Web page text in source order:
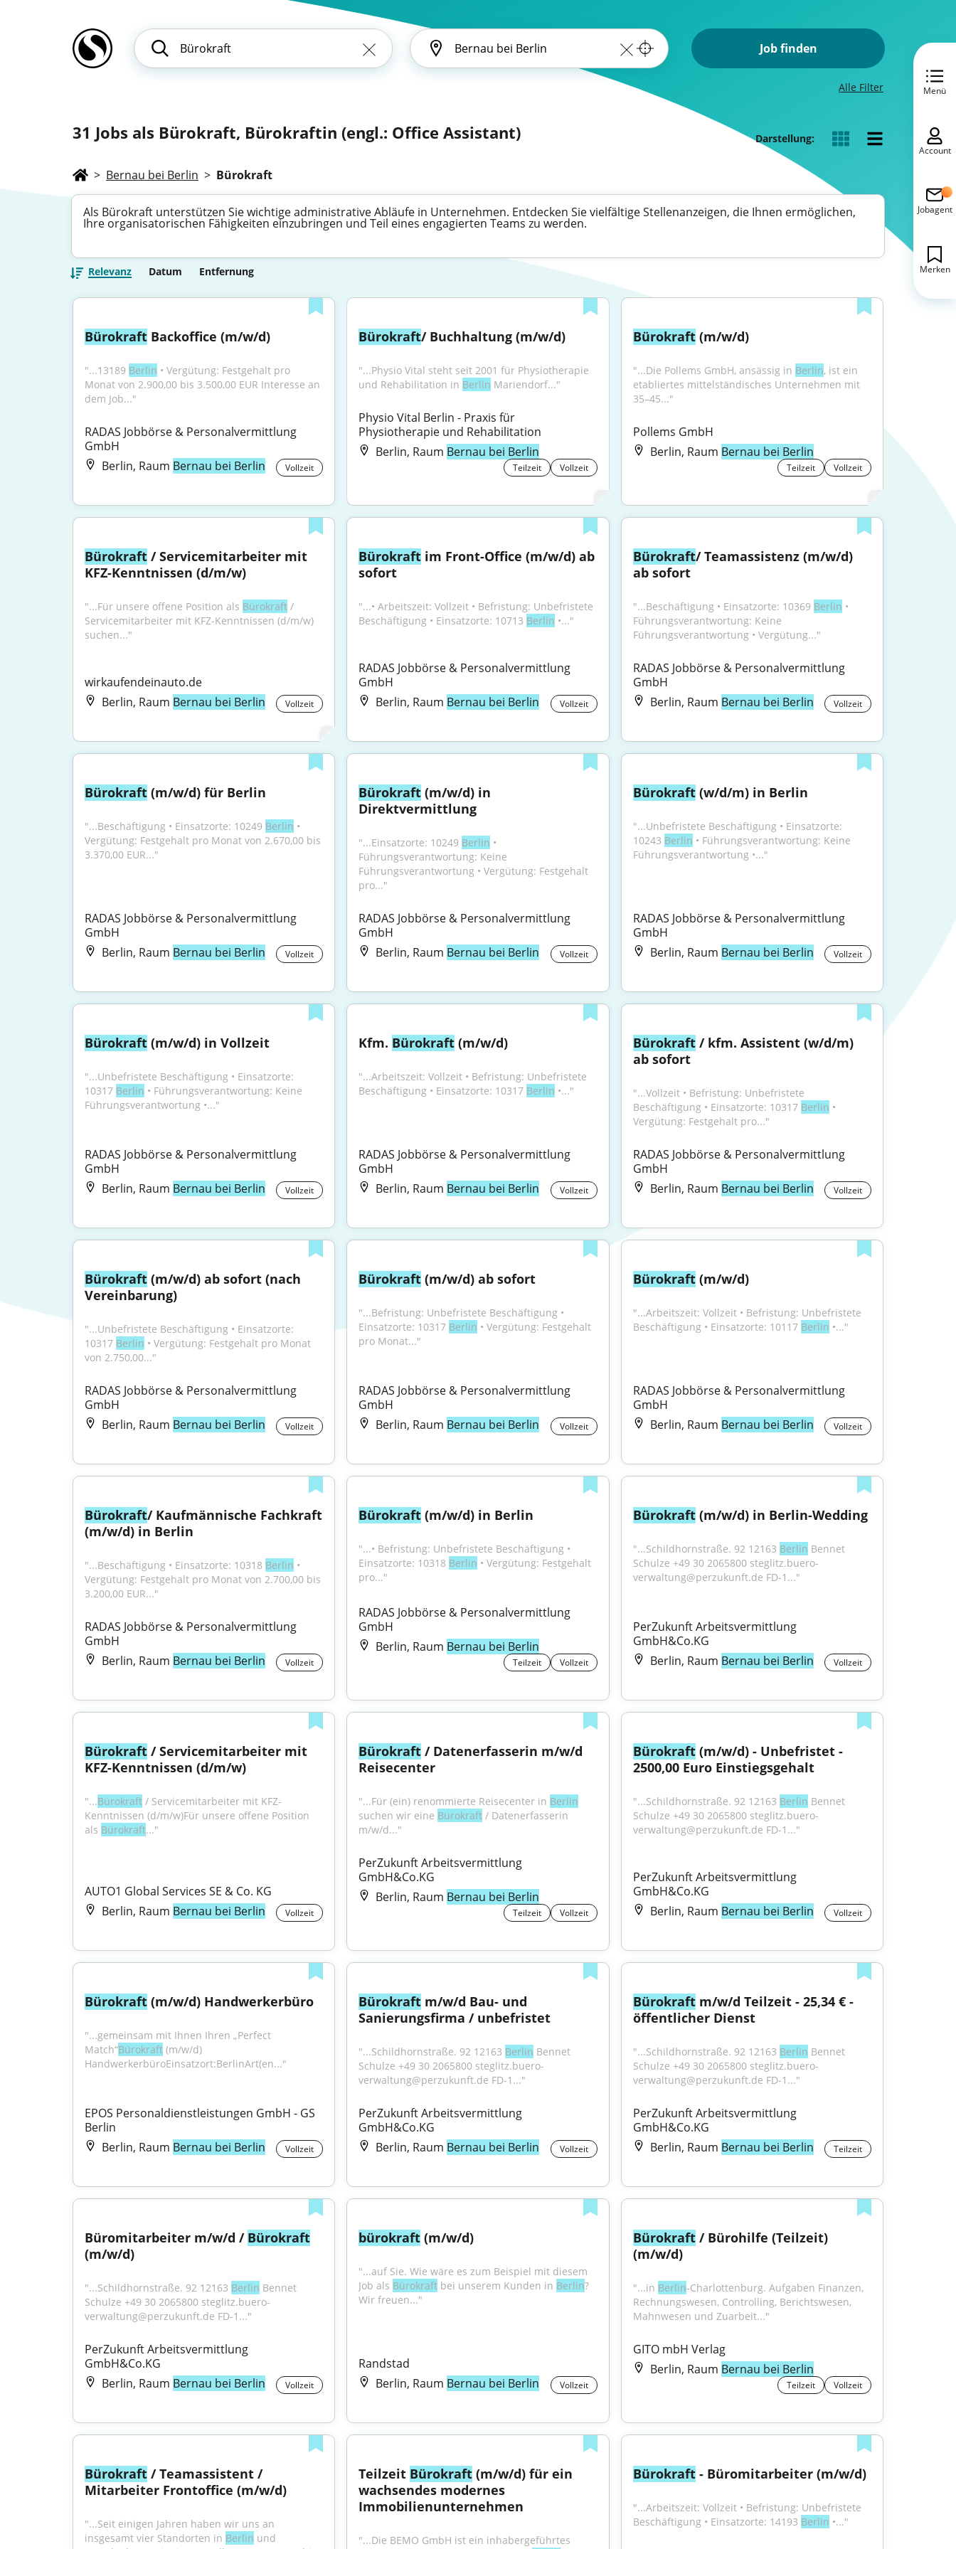
Job finden
Alle Filter
31 Jobs als Bürokraft, Bürokraftin (engl.: Office Assistant) Darstellung:
> Bernau bei Berlin > Bürokraft
Als Bürokraft unterstützen Sie wichtige administrative Abläufe in Unternehmen. Entdecken Sie vielfältige Stellenanzeigen, die Ihnen ermöglichen,
Ihre organisatorischen Fähigkeiten einzubringen und Teil eines engagierten Teams zu werden.
Relevanz Datum Entfernung
Bürokraft Backoffice (m/w/d)
"...13189 Berlin • Vergütung: Festgehalt pro
Monat von 2.900,00 bis 3.500,00 EUR Interesse an
dem Job..."
RADAS Jobbörse & Personalvermittlung
GmbH
Berlin, Raum Bernau bei Berlin Vollzeit
Bürokraft/ Buchhaltung (m/w/d)
"...Physio Vital steht seit 2001 für Physiotherapie
und Rehabilitation in Berlin Mariendorf..."
Physio Vital Berlin - Praxis für
Physiotherapie und Rehabilitation
Berlin, Raum Bernau bei Berlin
Teilzeit Vollzeit
Bürokraft (m/w/d)
"...Die Pollems GmbH, ansässig in Berlin, ist ein
etabliertes mittelständisches Unternehmen mit
35–45..."
Pollems GmbH
Berlin, Raum Bernau bei Berlin
Teilzeit Vollzeit
Bürokraft / Servicemitarbeiter mit
KFZ-Kenntnissen (d/m/w)
"...Für unsere offene Position als Bürokraft /
Servicemitarbeiter mit KFZ-Kenntnissen (d/m/w)
suchen..."
wirkaufendeinauto.de
Berlin, Raum Bernau bei Berlin Vollzeit
Bürokraft im Front-Office (m/w/d) ab
sofort
"...• Arbeitszeit: Vollzeit • Befristung: Unbefristete
Beschäftigung • Einsatzorte: 10713 Berlin •..."
RADAS Jobbörse & Personalvermittlung
GmbH
Berlin, Raum Bernau bei Berlin Vollzeit
Bürokraft/ Teamassistenz (m/w/d)
ab sofort
"...Beschäftigung • Einsatzorte: 10369 Berlin •
Führungsverantwortung: Keine
Führungsverantwortung • Vergütung..."
RADAS Jobbörse & Personalvermittlung
GmbH
Berlin, Raum Bernau bei Berlin Vollzeit
Bürokraft (m/w/d) für Berlin
"...Beschäftigung • Einsatzorte: 10249 Berlin •
Vergütung: Festgehalt pro Monat von 2.670,00 bis
3.370,00 EUR..."
RADAS Jobbörse & Personalvermittlung
GmbH
Berlin, Raum Bernau bei Berlin Vollzeit
Bürokraft (m/w/d) in
Direktvermittlung
"...Einsatzorte: 10249 Berlin •
Führungsverantwortung: Keine
Führungsverantwortung • Vergütung: Festgehalt
pro..."
RADAS Jobbörse & Personalvermittlung
GmbH
Berlin, Raum Bernau bei Berlin Vollzeit
Bürokraft (w/d/m) in Berlin
"...Unbefristete Beschäftigung • Einsatzorte:
10243 Berlin • Führungsverantwortung: Keine
Führungsverantwortung •..."
RADAS Jobbörse & Personalvermittlung
GmbH
Berlin, Raum Bernau bei Berlin Vollzeit
Bürokraft (m/w/d) in Vollzeit
"...Unbefristete Beschäftigung • Einsatzorte:
10317 Berlin • Führungsverantwortung: Keine
Führungsverantwortung •..."
RADAS Jobbörse & Personalvermittlung
GmbH
Berlin, Raum Bernau bei Berlin Vollzeit
Kfm. Bürokraft (m/w/d)
"...Arbeitszeit: Vollzeit • Befristung: Unbefristete
Beschäftigung • Einsatzorte: 10317 Berlin •..."
RADAS Jobbörse & Personalvermittlung
GmbH
Berlin, Raum Bernau bei Berlin Vollzeit
Bürokraft / kfm. Assistent (w/d/m)
ab sofort
"...Vollzeit • Befristung: Unbefristete
Beschäftigung • Einsatzorte: 10317 Berlin •
Vergütung: Festgehalt pro..."
RADAS Jobbörse & Personalvermittlung
GmbH
Berlin, Raum Bernau bei Berlin Vollzeit
Bürokraft (m/w/d) ab sofort (nach
Vereinbarung)
"...Unbefristete Beschäftigung • Einsatzorte:
10317 Berlin • Vergütung: Festgehalt pro Monat
von 2.750,00..."
RADAS Jobbörse & Personalvermittlung
GmbH
Berlin, Raum Bernau bei Berlin Vollzeit
Bürokraft (m/w/d) ab sofort
"...Befristung: Unbefristete Beschäftigung •
Einsatzorte: 10317 Berlin • Vergütung: Festgehalt
pro Monat..."
RADAS Jobbörse & Personalvermittlung
GmbH
Berlin, Raum Bernau bei Berlin Vollzeit
Bürokraft (m/w/d)
"...Arbeitszeit: Vollzeit • Befristung: Unbefristete
Beschäftigung • Einsatzorte: 10117 Berlin •..."
RADAS Jobbörse & Personalvermittlung
GmbH
Berlin, Raum Bernau bei Berlin Vollzeit
Bürokraft/ Kaufmännische Fachkraft
(m/w/d) in Berlin
"...Beschäftigung • Einsatzorte: 10318 Berlin •
Vergütung: Festgehalt pro Monat von 2.700,00 bis
3.200,00 EUR..."
RADAS Jobbörse & Personalvermittlung
GmbH
Berlin, Raum Bernau bei Berlin Vollzeit
Bürokraft (m/w/d) in Berlin
"...• Befristung: Unbefristete Beschäftigung •
Einsatzorte: 10318 Berlin • Vergütung: Festgehalt
pro..."
RADAS Jobbörse & Personalvermittlung
GmbH
Berlin, Raum Bernau bei Berlin
Teilzeit Vollzeit
Bürokraft (m/w/d) in Berlin-Wedding
"...Schildhornstraße. 92 12163 Berlin Bennet
Schulze +49 30 2065800 steglitz.buero-
verwaltung@perzukunft.de FD-1..."
PerZukunft Arbeitsvermittlung
GmbH&Co.KG
Berlin, Raum Bernau bei Berlin Vollzeit
Bürokraft / Servicemitarbeiter mit
KFZ-Kenntnissen (d/m/w)
"...Bürokraft / Servicemitarbeiter mit KFZ-
Kenntnissen (d/m/w)Für unsere offene Position
als Bürokraft..."
AUTO1 Global Services SE & Co. KG
Berlin, Raum Bernau bei Berlin Vollzeit
Bürokraft / Datenerfasserin m/w/d
Reisecenter
"...Für (ein) renommierte Reisecenter in Berlin
suchen wir eine Bürokraft / Datenerfasserin
m/w/d..."
PerZukunft Arbeitsvermittlung
GmbH&Co.KG
Berlin, Raum Bernau bei Berlin
Teilzeit Vollzeit
Bürokraft (m/w/d) - Unbefristet -
2500,00 Euro Einstiegsgehalt
"...Schildhornstraße. 92 12163 Berlin Bennet
Schulze +49 30 2065800 steglitz.buero-
verwaltung@perzukunft.de FD-1..."
PerZukunft Arbeitsvermittlung
GmbH&Co.KG
Berlin, Raum Bernau bei Berlin Vollzeit
Bürokraft (m/w/d) Handwerkerbüro
"...gemeinsam mit Ihnen Ihren „Perfect
Match“Bürokraft (m⁠/⁠w⁠/⁠d)
HandwerkerbüroEinsatzort:BerlinArt(en..."
EPOS Personaldienstleistungen GmbH - GS
Berlin
Berlin, Raum Bernau bei Berlin Vollzeit
Bürokraft m/w/d Bau- und
Sanierungsfirma / unbefristet
"...Schildhornstraße. 92 12163 Berlin Bennet
Schulze +49 30 2065800 steglitz.buero-
verwaltung@perzukunft.de FD-1..."
PerZukunft Arbeitsvermittlung
GmbH&Co.KG
Berlin, Raum Bernau bei Berlin Vollzeit
Bürokraft m/w/d Teilzeit - 25,34 € -
öffentlicher Dienst
"...Schildhornstraße. 92 12163 Berlin Bennet
Schulze +49 30 2065800 steglitz.buero-
verwaltung@perzukunft.de FD-1..."
PerZukunft Arbeitsvermittlung
GmbH&Co.KG
Berlin, Raum Bernau bei Berlin Teilzeit
Büromitarbeiter m/w/d / Bürokraft
(m/w/d)
"...Schildhornstraße. 92 12163 Berlin Bennet
Schulze +49 30 2065800 steglitz.buero-
verwaltung@perzukunft.de FD-1..."
PerZukunft Arbeitsvermittlung
GmbH&Co.KG
Berlin, Raum Bernau bei Berlin Vollzeit
bürokraft (m/w/d)
"...auf Sie. Wie wäre es zum Beispiel mit diesem
Job als Bürokraft bei unserem Kunden in Berlin?
Wir freuen..."
Randstad
Berlin, Raum Bernau bei Berlin Vollzeit
Bürokraft / Bürohilfe (Teilzeit)
(m/w/d)
"...in Berlin-Charlottenburg. Aufgaben Finanzen,
Rechnungswesen, Controlling, Berichtswesen,
Mahnwesen und Zuarbeit..."
GITO mbH Verlag
Berlin, Raum Bernau bei Berlin
Teilzeit Vollzeit
Bürokraft / Teamassistent /
Mitarbeiter Frontoffice (m/w/d)
"...Seit einigen Jahren haben wir uns an
insgesamt vier Standorten in Berlin und
Teilzeit Bürokraft (m/w/d) für ein
wachsendes modernes
Immobilienunternehmen
"...Die BEMO GmbH ist ein inhabergeführtes
Bürokraft - Büromitarbeiter (m/w/d)
"...Arbeitszeit: Vollzeit • Befristung: Unbefristete
Beschäftigung • Einsatzorte: 14193 Berlin •..."
Menü
Account
Jobagent
Merken